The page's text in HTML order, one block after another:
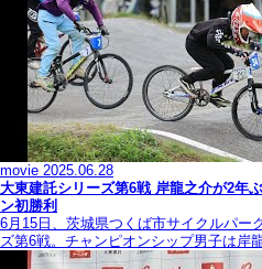
movie 2025.06.28
大東建託シリーズ第6戦 岸龍之介が2年
ン初勝利
6月15日、茨城県つくば市サイクルパー
ズ第6戦。チャンピオンシップ男子は岸